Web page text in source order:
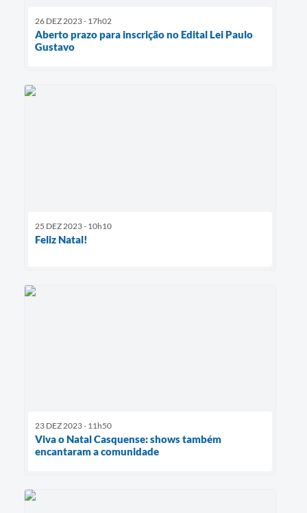
26 DEZ 2023 - 17h02
Aberto prazo para inscrição no Edital Lei Paulo
Gustavo
25 DEZ 2023 - 10h10
Feliz Natal!
23 DEZ 2023 - 11h50
Viva o Natal Casquense: shows também
encantaram a comunidade